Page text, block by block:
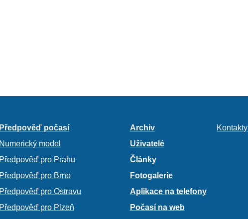
Předpověď počasí
Numerický model
Předpověď pro Prahu
Předpověď pro Brno
Předpověď pro Ostravu
Předpověď pro Plzeň
Archiv
Uživatelé
Články
Fotogalerie
Aplikace na telefony
Počasí na web
Kontakty